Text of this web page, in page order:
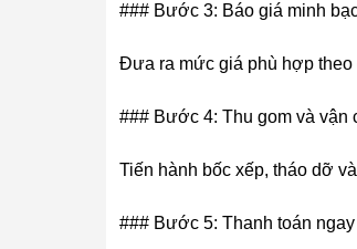
### Bước 3: Báo giá minh
Đưa ra mức giá phù hợp
### Bước 4: Thu gom và vận
Tiến hành bốc xếp, tháo dỡ
### Bước 5: Thanh toán ngay